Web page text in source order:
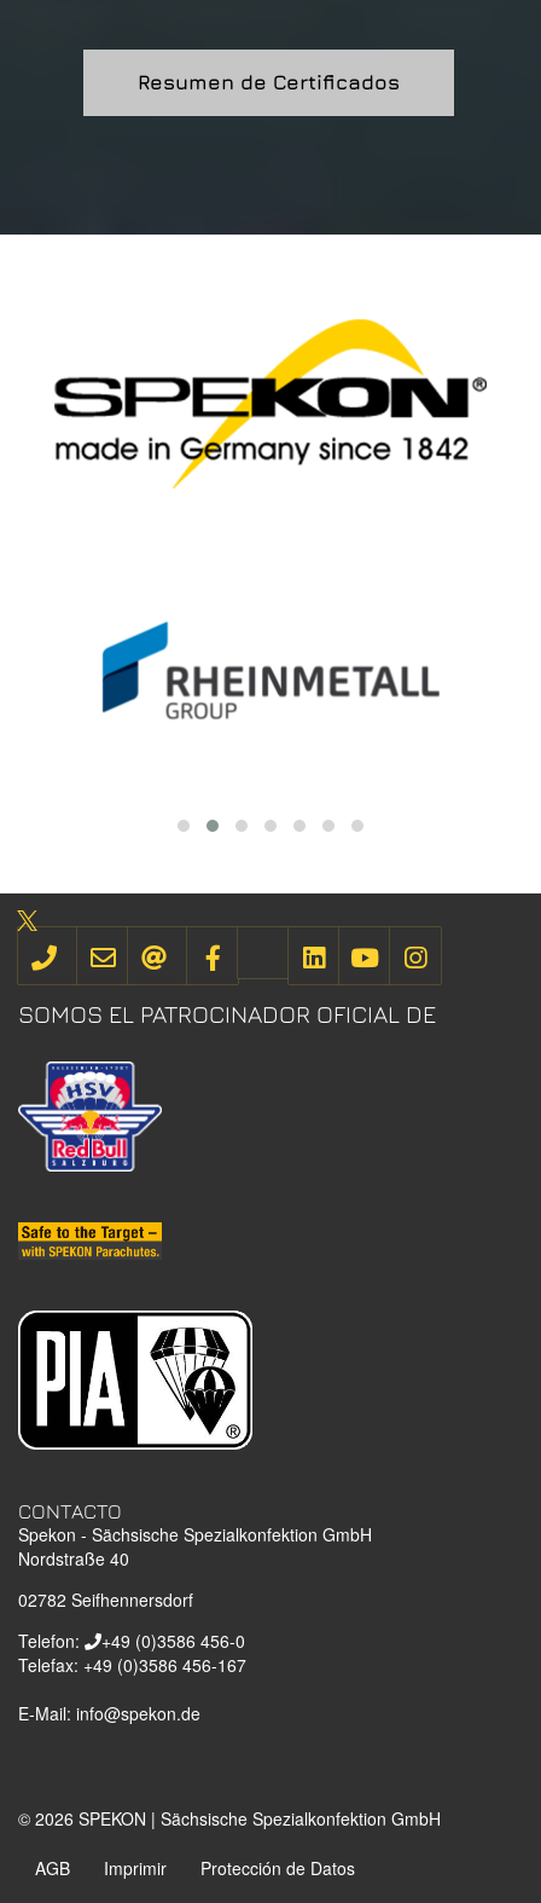
Resumen de Certificados
SOMOS EL PATROCINADOR OFICIAL DE
CONTACTO
Spekon - Sächsische Spezialkonfektion GmbH
Nordstraße 40
02782 Seifhennersdorf
Telefon:
+49 (0)3586 456-0
Telefax: +49 (0)3586 456-167
E-Mail: info@spekon.de
© 2026 SPEKON | Sächsische Spezialkonfektion GmbH
AGB Imprimir
Protección de Datos